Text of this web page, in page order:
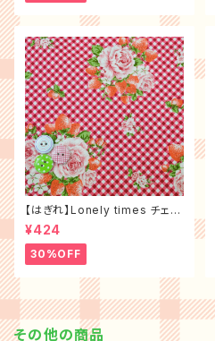
【はぎれ】Lonely times チェッ
クローズ（布幅×50㎝）
¥424
30%OFF
その他の商品